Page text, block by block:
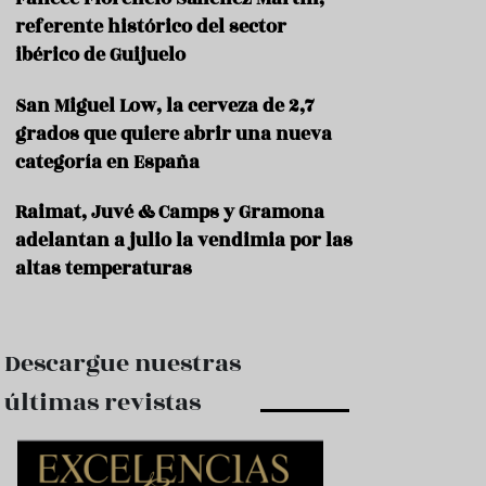
r
a
n
s
F
n
referente histórico del sector
ibérico de Guijuelo
San Miguel Low, la cerveza de 2,7
grados que quiere abrir una nueva
categoría en España
Raimat, Juvé & Camps y Gramona
adelantan a julio la vendimia por las
altas temperaturas
Descargue nuestras
últimas revistas